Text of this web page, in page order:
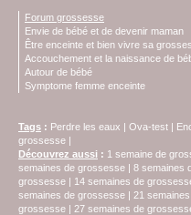
Forum grossesse
Envie de bébé et de devenir maman
Être enceinte et bien vivre sa
Accouchement et la naissance de
Autour de bébé
Symptome femme enceinte
Tags : Perdre les eaux | Ova-test |
grossesse |
Découvrez aussi : 1 semaine de
semaines de grossesse | 8 semaines
grossesse | 14 semaines de
semaines de grossesse | 21
grossesse | 27 semaines de